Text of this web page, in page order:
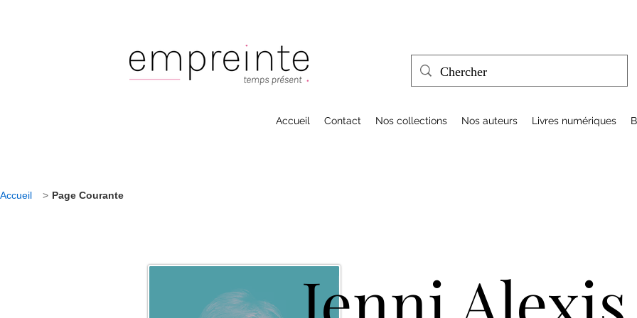
Accueil Contact Nos collections Nos auteurs Livres numériques
Accueil > Page Courante